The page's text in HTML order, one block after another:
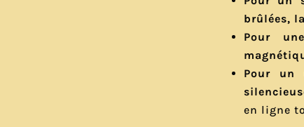
brûlées,
Pour
Pour un
en ligne